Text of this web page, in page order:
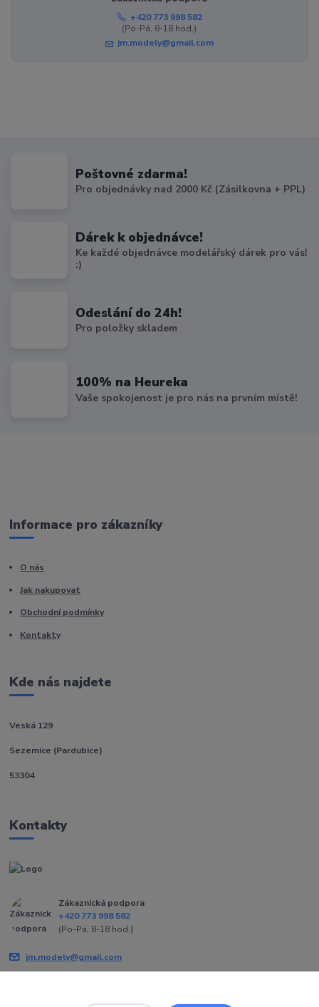
+420 773 998 582
(Po-Pá, 8-18 hod.)
jm.modely@gmail.com
Poštovné zdarma!
Pro objednávky nad 2000 Kč (Zásilkovna + PPL)
Dárek k objednávce!
Ke každé objednávce modelářský dárek pro vás!
:)
Odeslání do 24h!
Pro položky skladem
100% na Heureka
Vaše spokojenost je pro nás na prvním místě!
Informace pro zákazníky
O nás
Jak nakupovat
Obchodní podmínky
Kontakty
Kde nás najdete
Veská 129
Sezemice (Pardubice)
53304
Kontakty
Zákaznická podpora
+420 773 998 582
(Po-Pá, 8-18 hod.)
jm.modely@gmail.com